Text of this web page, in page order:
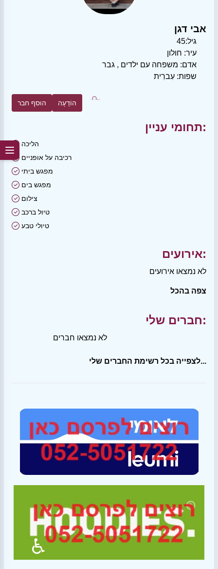
אבי דגן
גיל:45
עיר: חולון
אדם: משפחה עם ילדים , גבר
שפות: עִברִית
הוסף חבר הוֹדָעָה
תחומי עניין:
הליכה
רכיבה על אופניים
מפגש ביתי
מפגש בים
צילום
טיול ברכב
טיולי טבע
אירועים:
לא נמצאו אירועים
צפה בהכל
חברים שלי:
לא נמצאו חברים
לצפייה בכל רשימת החברים שלי...
♿